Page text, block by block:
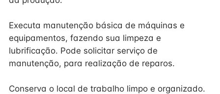
Executa manutenção básica de máquinas e
equipamentos, fazendo sua limpeza e
lubrificação. Pode solicitar serviço de
manutenção, para realização de reparos.
Conserva o local de trabalho limpo e organizado.